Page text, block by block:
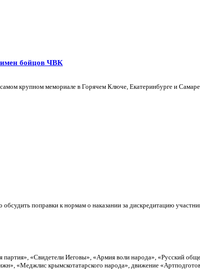
имен бойцов ЧВК
крупном мемориале в Горячем Ключе, Екатеринбурге и
поправки к нормам о наказании за дискредитацию
«Свидетели Иеговы», «Армия воли народа», «Русский
крымскотатарского народа», движение